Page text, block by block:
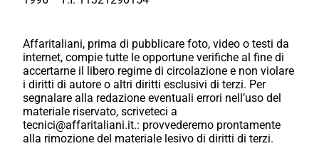
Affaritaliani, prima di pubblicare foto, video o testi da
internet, compie tutte le opportune verifiche al fine di
accertarne il libero regime di circolazione e non violare
i diritti di autore o altri diritti esclusivi di terzi. Per
segnalare alla redazione eventuali errori nell’uso del
materiale riservato, scriveteci a
tecnici@affaritaliani.it.: provvederemo prontamente
alla rimozione del materiale lesivo di diritti di terzi.